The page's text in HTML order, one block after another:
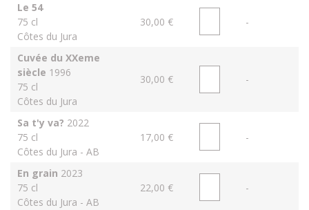
Le 54
75 cl
Côtes du Jura
30,00 € -
Cuvée du XXeme
siècle 1996
75 cl
Côtes du Jura
30,00 € -
Sa t'y va? 2022
75 cl
Côtes du Jura - AB
17,00 € -
En grain 2023
75 cl
Côtes du Jura - AB
22,00 € -